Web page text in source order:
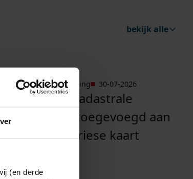
(en derde
bekijk alle
dienstverlening 30-07-2026
oudste kadastrale
kaarten toegevoegd aan
de westfriese kaart
Ga naar "Oudste kadastrale kaarten